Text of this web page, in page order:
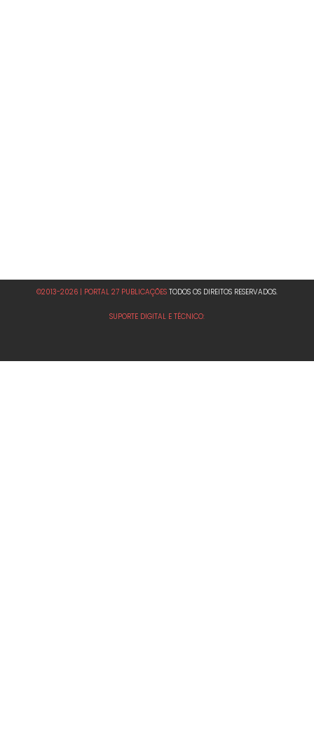
©2013-2026 | PORTAL 27 PUBLICAÇÕES TODOS OS DIREITOS RESERVADOS.
SUPORTE DIGITAL E TÉCNICO: